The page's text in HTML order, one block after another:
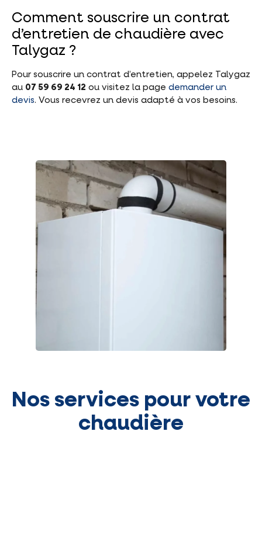
Comment souscrire un contrat
d’entretien de chaudière avec
Talygaz ?
Pour souscrire un contrat d’entretien, appelez Talygaz
au 07 59 69 24 12 ou visitez la page demander un
devis. Vous recevrez un devis adapté à vos besoins.
Nos services pour votre
chaudière